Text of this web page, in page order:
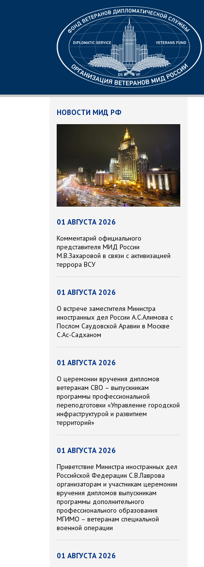
НОВОСТИ МИД РФ
01 АВГУСТА 2026
Комментарий официального
представителя МИД России
М.В.Захаровой в связи с активизацией
террора ВСУ
01 АВГУСТА 2026
О встрече заместителя Министра
иностранных дел России А.С.Алимова с
Послом Саудовской Аравии в Москве
С.Ас-Садханом
01 АВГУСТА 2026
О церемонии вручения дипломов
ветеранам СВО – выпускникам
программы профессиональной
переподготовки «Управление городской
инфраструктурой и развитием
территорий»
01 АВГУСТА 2026
Приветствие Министра иностранных дел
Российской Федерации С.В.Лаврова
организаторам и участникам церемонии
вручения дипломов выпускникам
программы дополнительного
профессионального образования
МГИМО – ветеранам специальной
военной операции
01 АВГУСТА 2026